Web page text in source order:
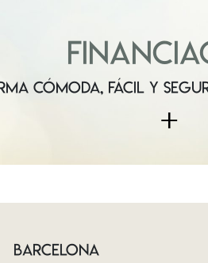
CÓMODA, FÁCIL Y
+
BARCELONA